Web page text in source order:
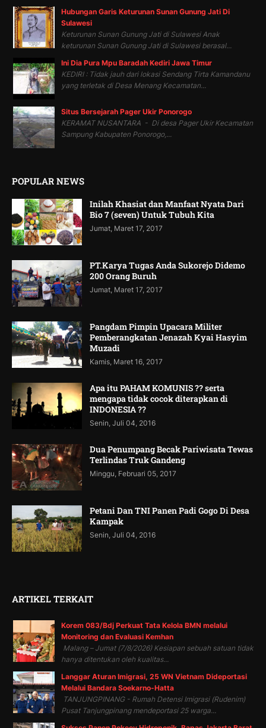
Hubungan Garis Keturunan Sunan Gunung Jati Di
Sulawesi
Keturunan Sunan Gunung Jati di Sulawesi Anak
keturunan Sunan Gunung Jati di Sulawesi berasal...
Ini Dia Pura Mpu Baradah Kediri Jawa Timur
KEDIRI : Tidak jauh dari lokasi Sendang Tirta Kamandanu
yang terletak di Desa Menang Kecamatan...
Situs Bersejarah Pager Ukir Ponorogo
KERAMAT NUSANTARA - Di desa Pager Ukir Kecamatan
Sampung Kabupaten Ponorogo,...
POPULAR NEWS
Inilah Khasiat dan Manfaat Nyata Dari
Bio 7 (seven) Untuk Tubuh Kita
Jumat, Maret 17, 2017
PT.Karya Tugas Anda Sukorejo Didemo
200 Orang Buruh
Jumat, Maret 17, 2017
Pangdam Pimpin Upacara Militer
Pemberangkatan Jenazah Kyai Hasyim
Muzadi
Kamis, Maret 16, 2017
Apa itu PAHAM KOMUNIS ?? serta
mengapa tidak cocok diterapkan di
INDONESIA ??
Senin, Juli 04, 2016
Dua Penumpang Becak Pariwisata Tewas
Terlindas Truk Gandeng
Minggu, Februari 05, 2017
Petani Dan TNI Panen Padi Gogo Di Desa
Kampak
Senin, Juli 04, 2016
ARTIKEL TERKAIT
Korem 083/Bdj Perkuat Tata Kelola BMN melalui
Monitoring dan Evaluasi Kemhan
Malang – Jumat (7/8/2026) Kesiapan sebuah satuan tidak
hanya ditentukan oleh kualitas...
Langgar Aturan Imigrasi, 25 WN Vietnam Dideportasi
Melalui Bandara Soekarno-Hatta
TANJUNGPINANG - Rumah Detensi Imigrasi (Rudenim)
Pusat Tanjungpinang mendeportasi 25 warga...